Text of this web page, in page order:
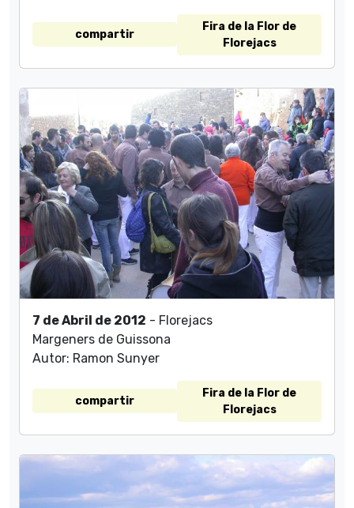
compartir
Fira de la Flor de
Florejacs
7 de Abril de 2012 - Florejacs
Margeners de Guissona
Autor: Ramon Sunyer
compartir
Fira de la Flor de
Florejacs